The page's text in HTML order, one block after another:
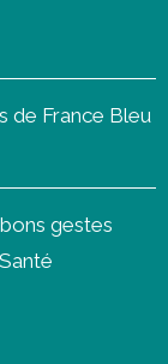
de France Bleu
gestes